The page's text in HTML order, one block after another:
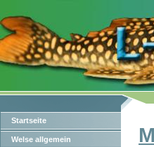
Startseite
Welse allgemein